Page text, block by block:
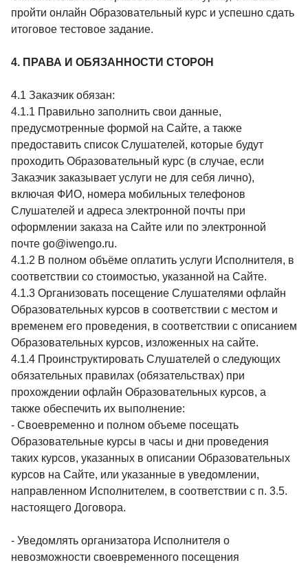
пройти онлайн Образовательный курс и успешно сдать
итоговое тестовое задание.
4. ПРАВА И ОБЯЗАННОСТИ СТОРОН
4.1 Заказчик обязан:
4.1.1 Правильно заполнить свои данные,
предусмотренные формой на Сайте, а также
предоставить список Слушателей, которые будут
проходить Образовательный курс (в случае, если
Заказчик заказывает услуги не для себя лично),
включая ФИО, номера мобильных телефонов
Слушателей и адреса электронной почты при
оформлении заказа на Сайте или по электронной
почте go@iwengo.ru.
4.1.2 В полном объёме оплатить услуги Исполнителя, в
соответствии со стоимостью, указанной на Сайте.
4.1.3 Организовать посещение Слушателями офлайн
Образовательных курсов в соответствии с местом и
временем его проведения, в соответствии с описанием
Образовательных курсов, изложенных на сайте.
4.1.4 Проинструктировать Слушателей о следующих
обязательных правилах (обязательствах) при
прохождении офлайн Образовательных курсов, а
также обеспечить их выполнение:
- Своевременно и полном объеме посещать
Образовательные курсы в часы и дни проведения
таких курсов, указанных в описании Образовательных
курсов на Сайте, или указанные в уведомлении,
направленном Исполнителем, в соответствии с п. 3.5.
настоящего Договора.
- Уведомлять организатора Исполнителя о
невозможности своевременного посещения